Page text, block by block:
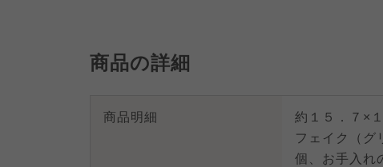
商品の詳細
商品明細
約１５．７×
フェイク（グ
個、お手入れ